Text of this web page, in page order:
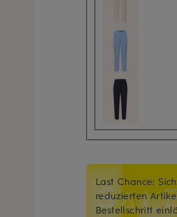
Last Chance:
reduzierten
Bestellschritt